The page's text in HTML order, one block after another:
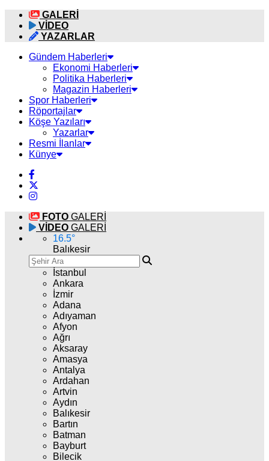
GALERİ
VİDEO
YAZARLAR
Gündem Haberleri
Ekonomi Haberleri
Politika Haberleri
Magazin Haberleri
Spor Haberleri
Röportajlar
Köşe Yazıları
Yazarlar
Resmi İlanlar
Künye
FOTO GALERİ
VİDEO GALERİ
16.5°
Balıkesir
İstanbul
Ankara
İzmir
Adana
Adıyaman
Afyon
Ağrı
Aksaray
Amasya
Antalya
Ardahan
Artvin
Aydın
Balıkesir
Bartın
Batman
Bayburt
Bilecik